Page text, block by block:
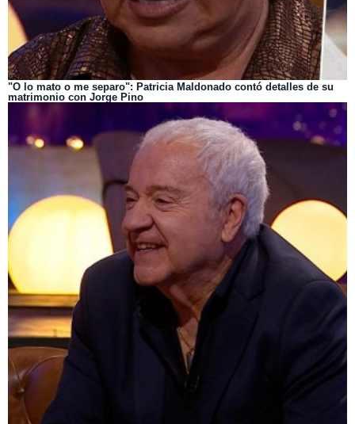
"O lo mato o me separo": Patricia Maldonado contó detalles de su
matrimonio con Jorge Pino